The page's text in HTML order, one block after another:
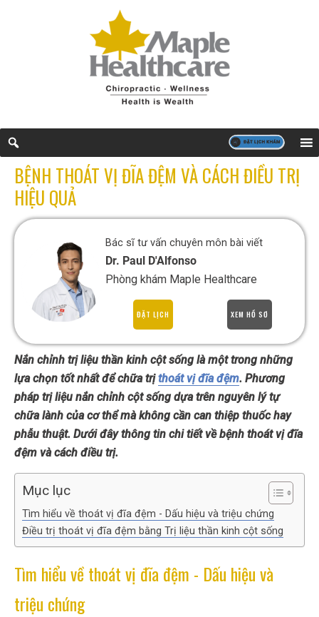
BỆNH THOÁT VỊ ĐĨA ĐỆM VÀ CÁCH ĐIỀU TRỊ
HIỆU QUẢ
Bác sĩ tư vấn chuyên môn bài viết
Dr. Paul D'Alfonso
Phòng khám Maple Healthcare
ĐẶT LỊCH XEM HỒ SƠ
Nắn chỉnh trị liệu thần kinh cột sống là một trong những
lựa chọn tốt nhất để chữa trịthoát vị đĩa đệm. Phương
pháp trị liệu nắn chỉnh cột sống dựa trên nguyên lý tự
chữa lành của cơ thể mà không cần can thiệp thuốc hay
phẫu thuật. Dưới đây thông tin chi tiết về bệnh thoát vị đĩa
đệm và cách điều trị.
Mục lục
Tìm hiểu về thoát vị đĩa đệm - Dấu hiệu và triệu chứng
Điều trị thoát vị đĩa đệm bằng Trị liệu thần kinh cột sống
Tìm hiểu về thoát vị đĩa đệm - Dấu hiệu và
triệu chứng